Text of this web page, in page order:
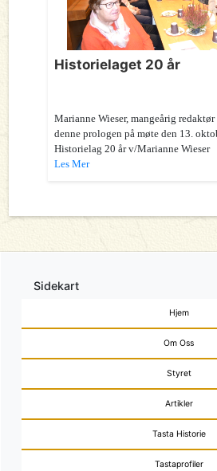
Historielaget 20 år
Marianne Wieser, mangeårig
denne prologen på møte den 13.
Historielag 20 år v/Marianne Wieser
Les Mer
Sidekart
Hjem
Om Oss
Styret
Artikler
Tasta Historie
Tastaprofiler